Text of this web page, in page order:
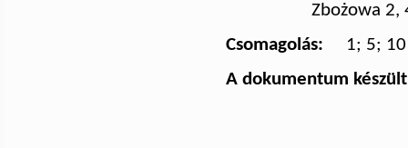
Zbożowa 2,
Csomagolás:
1; 5;
A dokumentum